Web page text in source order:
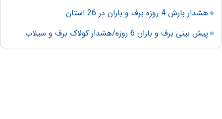
هشدار بارش 4 روزه برف و باران در 26 استان
پیش بینی برف و باران 6 روزه/هشدار کولاک برف و سیلاب